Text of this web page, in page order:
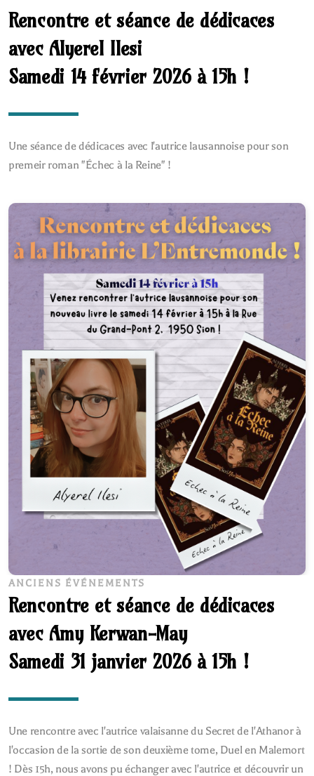
Rencontre et séance de dédicaces
avec Alyerel Ilesi
Samedi 14 février 2026 à 15h !
Une séance de dédicaces avec l'autrice lausannoise pour son
premeir roman "Échec à la Reine" !
ANCIENS ÉVÉNEMENTS
Rencontre et séance de dédicaces
avec Amy Kerwan-May
Samedi 31 janvier 2026 à 15h !
Une rencontre avec l'autrice valaisanne du Secret de l'Athanor à
l'occasion de la sortie de son deuxième tome, Duel en Malemort
! Dès 15h, nous avons pu échanger avec l'autrice et découvrir un